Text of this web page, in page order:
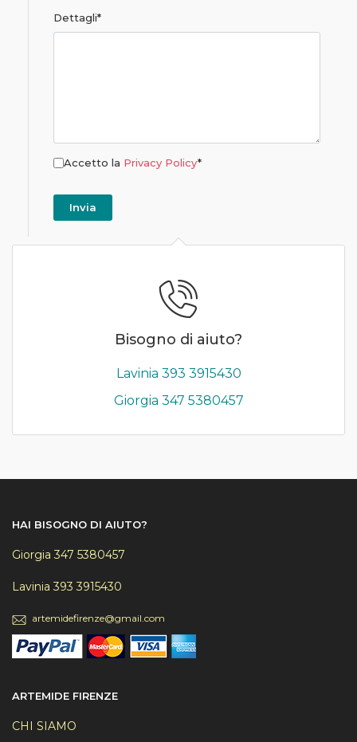
Dettagli
Accetto la Privacy Policy*
Bisogno di aiuto?
Lavinia 393 3915430
Giorgia 347 5380457
HAI BISOGNO DI AIUTO?
Giorgia 347 5380457
Lavinia 393 3915430
artemidefirenze@gmail.com
ARTEMIDE FIRENZE
CHI SIAMO